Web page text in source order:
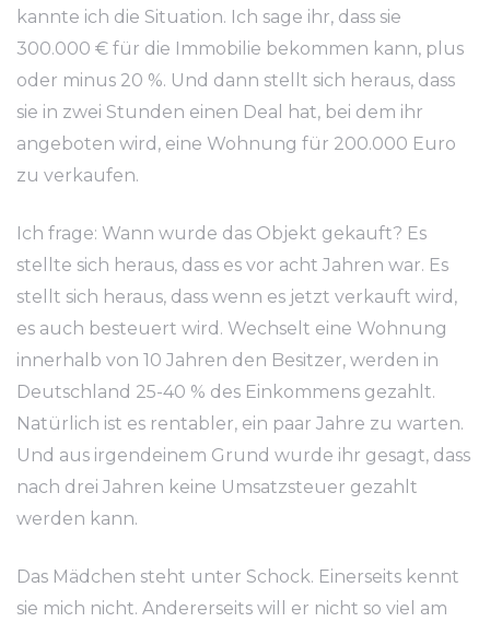
kannte ich die Situation. Ich sage ihr, dass sie
300.000 € für die Immobilie bekommen kann, plus
oder minus 20 %. Und dann stellt sich heraus, dass
sie in zwei Stunden einen Deal hat, bei dem ihr
angeboten wird, eine Wohnung für 200.000 Euro
zu verkaufen.
Ich frage: Wann wurde das Objekt gekauft? Es
stellte sich heraus, dass es vor acht Jahren war. Es
stellt sich heraus, dass wenn es jetzt verkauft wird,
es auch besteuert wird. Wechselt eine Wohnung
innerhalb von 10 Jahren den Besitzer, werden in
Deutschland 25-40 % des Einkommens gezahlt.
Natürlich ist es rentabler, ein paar Jahre zu warten.
Und aus irgendeinem Grund wurde ihr gesagt, dass
nach drei Jahren keine Umsatzsteuer gezahlt
werden kann.
Das Mädchen steht unter Schock. Einerseits kennt
sie mich nicht. Andererseits will er nicht so viel am